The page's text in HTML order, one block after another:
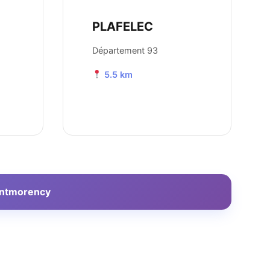
PLAFELEC
Département 93
5.5 km